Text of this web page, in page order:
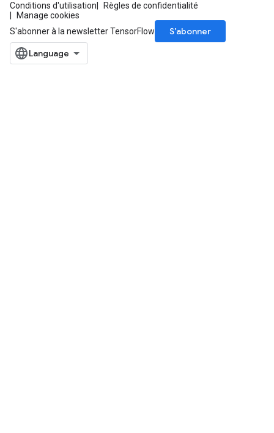
Conditions d'utilisation
Règles de confidentialité
Manage cookies
S'abonner à la newsletter TensorFlow
S’abonner